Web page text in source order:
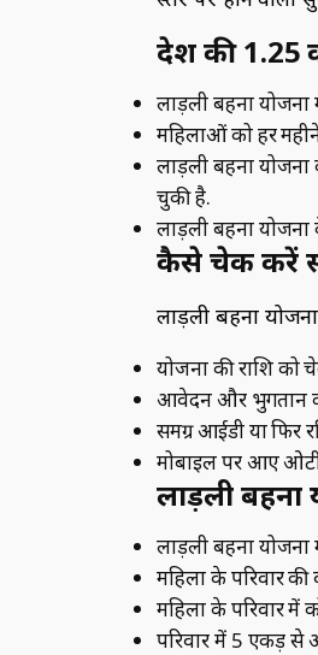
प्रदेश की
लाड़ली बहना
महिलाओं को हर
लाड़ली बहना
चुकी है.
लाड़ली बहना योजना
कैसे चेक करें
लाड़ली बहना
योजना की राशि
आवेदन और भुगतान
समग्र आईडी या फिर
मोबाइल पर आए
लाड़ली बहना
लाड़ली बहना योजना
महिला के परिवार
महिला के परिवार में
परिवार में 5 एकड़ से